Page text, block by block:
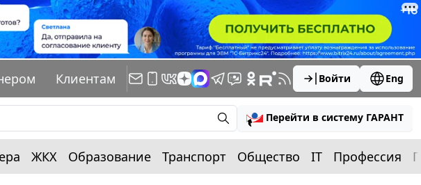
Клиентам Войти Eng
Перейти в систему ГАРАНТ
ЖКХ Образование Транспорт Общество IT Профессия